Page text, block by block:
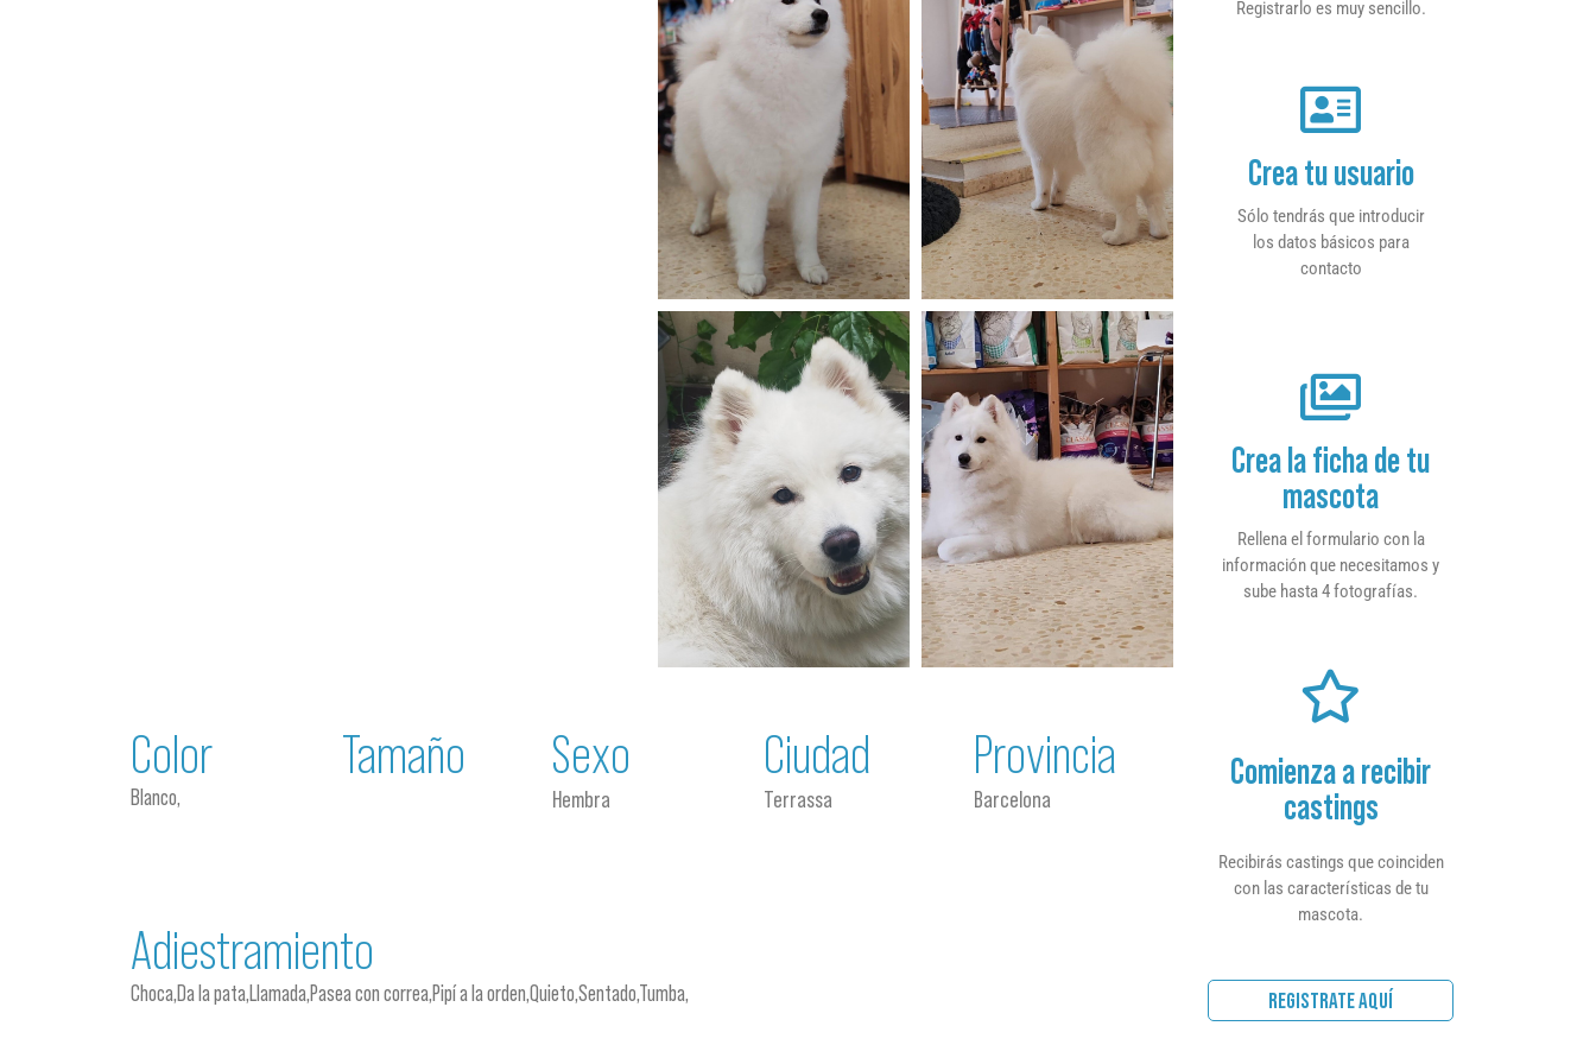
Color
Blanco,
Tamaño Sexo
Hembra
Ciudad
Terrassa
Provincia
Barcelona
Adiestramiento
Choca,Da la pata,Llamada,Pasea con correa,Pipí a la orden,Quieto,Sentado,Tumba,
Registrarlo es muy sencillo.
Crea tu usuario
Sólo tendrás que introducir
los datos básicos para
contacto
Crea la ficha de tu
mascota
Rellena el formulario con la
información que necesitamos y
sube hasta 4 fotografías.
Comienza a recibir
castings
Recibirás castings que coinciden
con las características de tu
mascota.
REGISTRATE AQUÍ